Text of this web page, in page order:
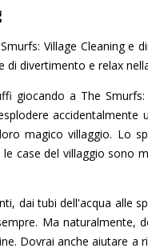
Village Cleaning e
di divertimento e relax
giocando a The
magico villaggio. Lo
case del villaggio sono
dai tubi dell'acqua alle
Ma
Dovrai anche aiutare